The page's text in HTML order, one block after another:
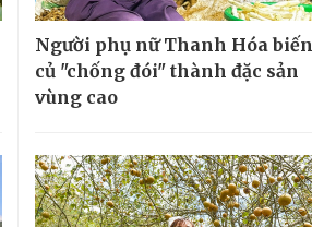
Người phụ nữ Thanh Hóa biến
củ "chống đói" thành đặc sản
vùng cao